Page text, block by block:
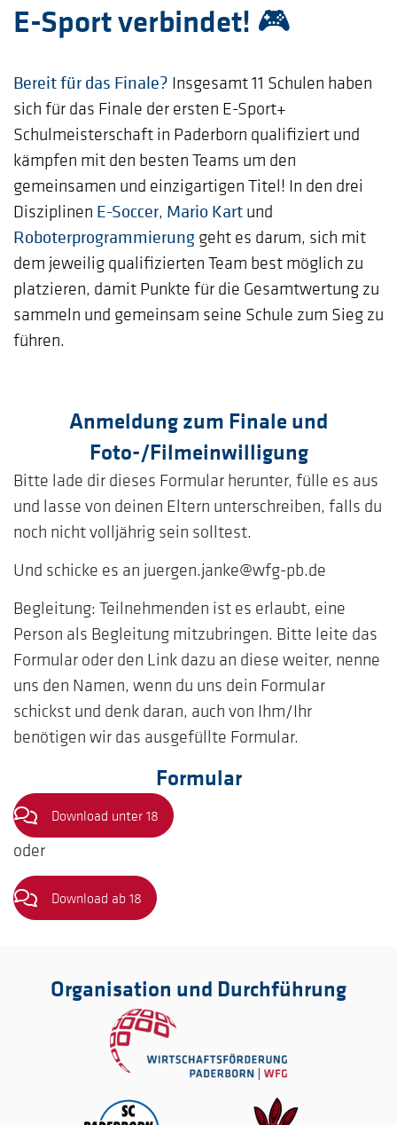
E-Sport verbindet! 🎮
Bereit für das Finale? Insgesamt 11 Schulen haben
sich für das Finale der ersten E-Sport+
Schulmeisterschaft in Paderborn qualifiziert und
kämpfen mit den besten Teams um den
gemeinsamen und einzigartigen Titel! In den drei
Disziplinen E-Soccer, Mario Kart und
Roboterprogrammierung geht es darum, sich mit
dem jeweilig qualifizierten Team best möglich zu
platzieren, damit Punkte für die Gesamtwertung zu
sammeln und gemeinsam seine Schule zum Sieg zu
führen.
Anmeldung zum Finale und
Foto-/Filmeinwilligung
Bitte lade dir dieses Formular herunter, fülle es aus
und lasse von deinen Eltern unterschreiben, falls du
noch nicht volljährig sein solltest.
Und schicke es an juergen.janke@wfg-pb.de
Begleitung: Teilnehmenden ist es erlaubt, eine
Person als Begleitung mitzubringen. Bitte leite das
Formular oder den Link dazu an diese weiter, nenne
uns den Namen, wenn du uns dein Formular
schickst und denk daran, auch von Ihm/Ihr
benötigen wir das ausgefüllte Formular.
Formular
Download unter 18
oder
Download ab 18
Organisation und Durchführung